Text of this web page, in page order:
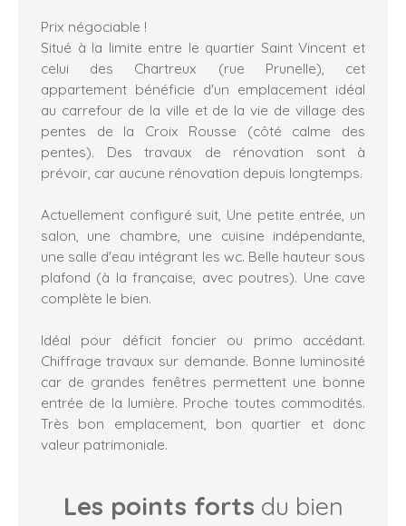
Prix négociable !
Situé à la limite entre le quartier Saint Vincent et
celui des Chartreux (rue Prunelle), cet
appartement bénéficie d'un emplacement idéal
au carrefour de la ville et de la vie de village des
pentes de la Croix Rousse (côté calme des
pentes). Des travaux de rénovation sont à
prévoir, car aucune rénovation depuis longtemps.
Actuellement configuré suit, Une petite entrée, un
salon, une chambre, une cuisine indépendante,
une salle d'eau intégrant les wc. Belle hauteur sous
plafond (à la française, avec poutres). Une cave
complète le bien.
Idéal pour déficit foncier ou primo accédant.
Chiffrage travaux sur demande. Bonne luminosité
car de grandes fenêtres permettent une bonne
entrée de la lumière. Proche toutes commodités.
Très bon emplacement, bon quartier et donc
valeur patrimoniale.
Les points forts du bien